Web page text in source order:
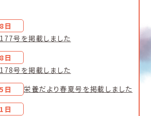
日
号を掲載しました
日
号を掲載しました
日
栄養だより春夏号を掲載しました
日